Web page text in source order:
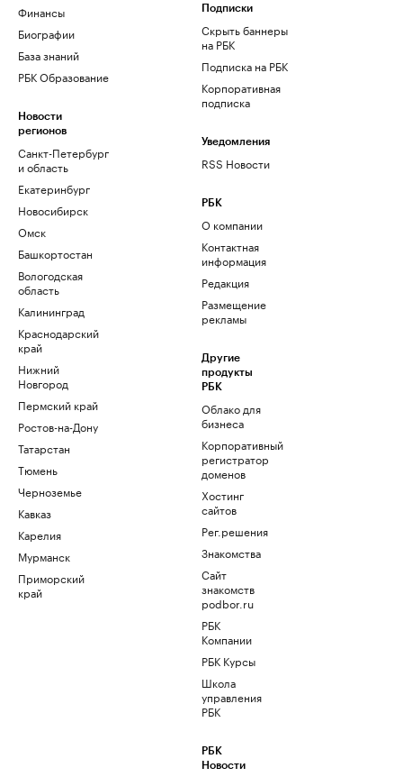
Финансы
Биографии
База знаний
РБК Образование
Новости
регионов
Санкт-Петербург
и область
Екатеринбург
Новосибирск
Омск
Башкортостан
Вологодская
область
Калининград
Краснодарский
край
Нижний
Новгород
Пермский край
Ростов-на-Дону
Татарстан
Тюмень
Черноземье
Кавказ
Карелия
Мурманск
Приморский
край
Подписки
Скрыть баннеры
на РБК
Подписка на РБК
Корпоративная
подписка
Уведомления
RSS Новости
РБК
О компании
Контактная
информация
Редакция
Размещение
рекламы
Другие
продукты
РБК
Облако для
бизнеса
Корпоративный
регистратор
доменов
Хостинг
сайтов
Рег.решения
Знакомства
Сайт
знакомств
podbor.ru
РБК
Компании
РБК Курсы
Школа
управления
РБК
РБК
Новости